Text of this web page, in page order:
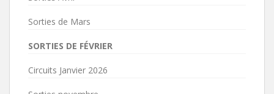
Sorties de Mars
SORTIES DE FÉVRIER
Circuits Janvier 2026